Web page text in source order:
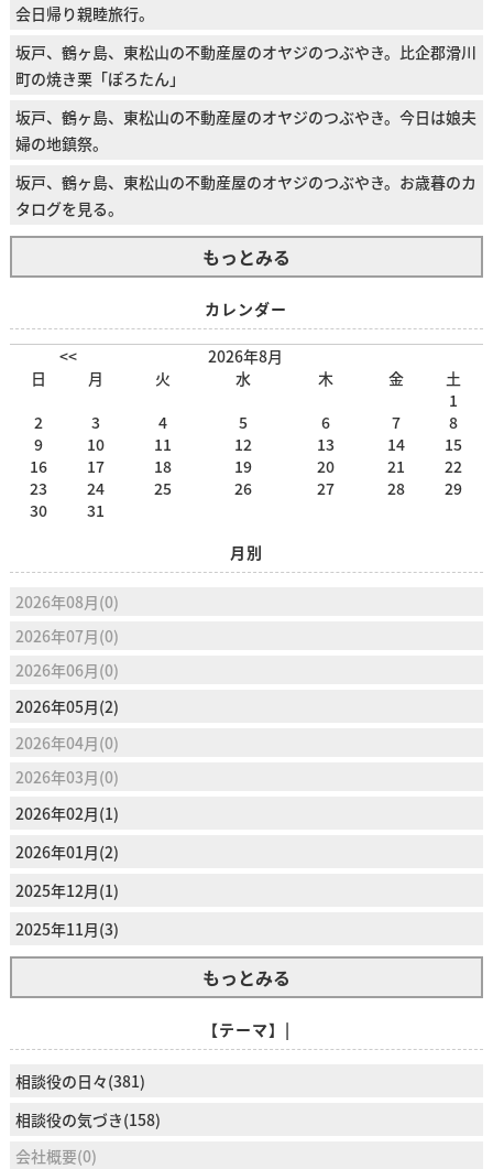
会日帰り親睦旅行。
坂戸、鶴ヶ島、東松山の不動産屋のオヤジのつぶやき。比企郡滑川
町の焼き栗「ぽろたん」
坂戸、鶴ヶ島、東松山の不動産屋のオヤジのつぶやき。今日は娘夫
婦の地鎮祭。
坂戸、鶴ヶ島、東松山の不動産屋のオヤジのつぶやき。お歳暮のカ
タログを見る。
もっとみる
カレンダー
<<
2026年8月
日
月 火 水 木 金
土
1
2
3 4 5 6 7
8
9
10 11 12 13 14
15
16
17 18 19 20 21
22
23
24 25 26 27 28
29
30
31
月別
2026年08月(0)
2026年07月(0)
2026年06月(0)
2026年05月(2)
2026年04月(0)
2026年03月(0)
2026年02月(1)
2026年01月(2)
2025年12月(1)
2025年11月(3)
もっとみる
【テーマ】|
相談役の日々(381)
相談役の気づき(158)
会社概要(0)